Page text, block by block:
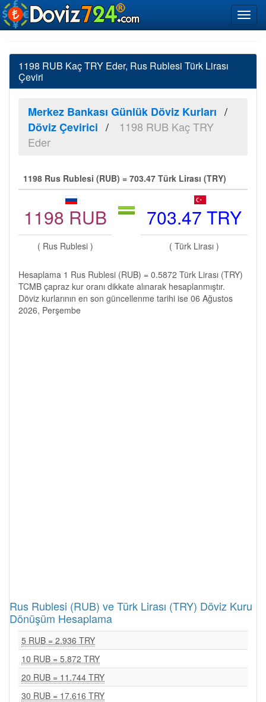
1198 RUB Kaç TRY Eder, Rus Rublesi Türk Lirası
Çeviri
Merkez Bankası Günlük Döviz Kurları
Döviz Çevirici
1198 RUB Kaç TRY
Eder
1198 Rus Rublesi (RUB) = 703.47 Türk Lirası (TRY)
1198 RUB 703.47 TRY
( Rus Rublesi ) ( Türk Lirası )
Hesaplama 1 Rus Rublesi (RUB) = 0.5872 Türk Lirası (TRY)
TCMB çapraz kur oranı dikkate alınarak hesaplanmıştır.
Döviz kurlarının en son güncellenme tarihi ise 06 Ağustos
2026, Perşembe
Rus Rublesi (RUB) ve Türk Lirası (TRY) Döviz Kuru
Dönüşüm Hesaplama
5 RUB = 2.936 TRY
10 RUB = 5.872 TRY
20 RUB = 11.744 TRY
30 RUB = 17.616 TRY